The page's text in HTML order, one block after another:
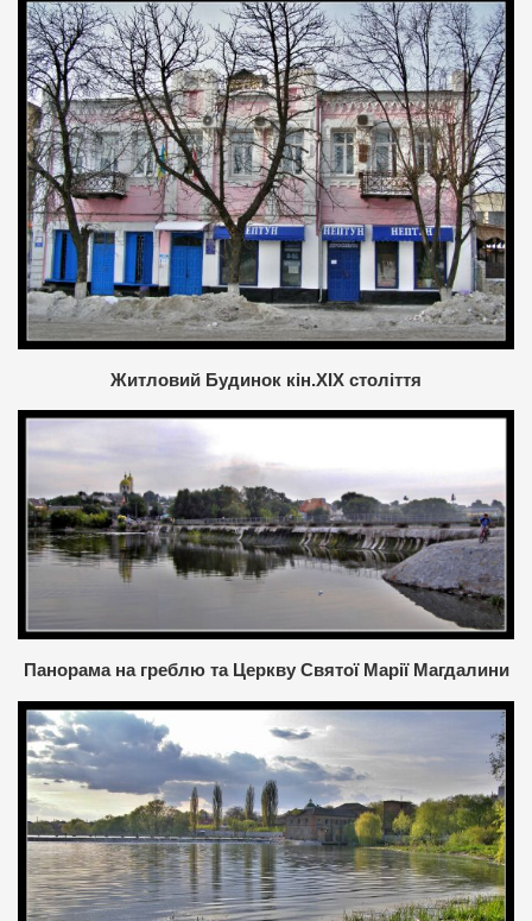
Житловий Будинок кін.XIX століття
Панорама на греблю та Церкву Святої Марії Магдалини